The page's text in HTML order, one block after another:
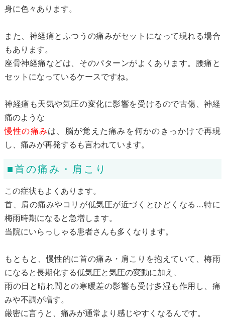
身に色々あります。
また、神経痛とふつうの痛みがセットになって現れる場合
もあります。
座骨神経痛などは、そのパターンがよくあります。腰痛と
セットになっているケースですね。
神経痛も天気や気圧の変化に影響を受けるので古傷、神経
痛のような
慢性の痛みは、脳が覚えた痛みを何かのきっかけで再現
し、痛みが再発するも言われています。
■首の痛み・肩こり
この症状もよくあります。
首、肩の痛みやコリが低気圧が近づくとひどくなる…特に
梅雨時期になると急増します。
当院にいらっしゃる患者さんも多くなります。
もともと、慢性的に首の痛み・肩こりを抱えていて、梅雨
になると長期化する低気圧と気圧の変動に加え、
雨の日と晴れ間との寒暖差の影響も受け多湿も作用し、痛
みや不調が増す。
厳密に言うと、痛みが通常より感じやすくなるんです。